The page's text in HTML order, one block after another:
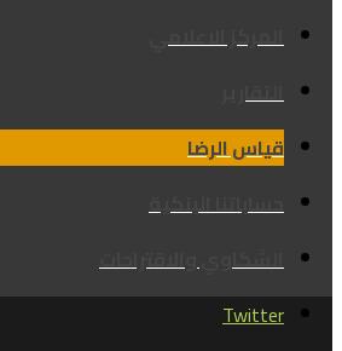
المركز الاعلامي
التقارير
قياس الرضا
حساباتنا البنكية
الشكاوي والاقتراحات
Twitter